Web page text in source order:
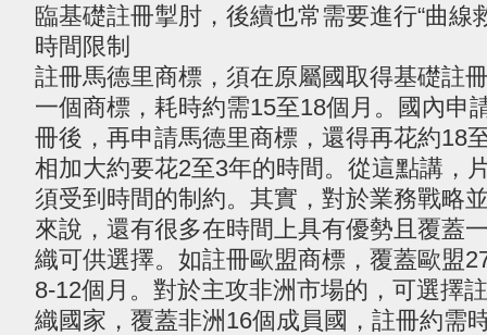
臨基礎註冊掣肘，後續也常需要進行“曲線
時間限制
註冊馬德里商標，須在原屬國取得基礎註
一個商標，耗時約需15至18個月。國內申
冊後，再申請馬德里商標，還得再花約18
相加大約要花2至3年的時間。從這點講，
須受到時間的制約。其實，對於業務戰略
來說，還有很多在時間上具有優勢且覆蓋
織可供選擇。如註冊歐盟商標，覆蓋歐盟
8-12個月。對於主攻非洲市場的，可選擇
織國家，覆蓋非洲16個成員國，註冊約需